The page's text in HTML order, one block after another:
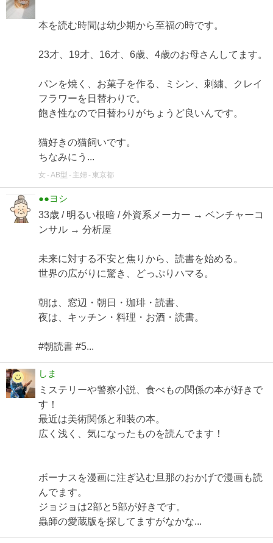
本を読む時間は幼少期から至福の時です。
23才、19才、16才、6歳、4歳のお母さんしてます。
パンを焼く、お菓子を作る、ミシン、刺繍、クレイ
フラワーを日替わりで。
飽き性なので日替わりがちょうど良いんです。
猫好きの猫飼いです。
ちなみにう...
女 AB型 主婦 東京都
●●ヨシ
33歳 / 明るい根暗 / 外資系メーカー → ベンチャーコ
ンサル → 分析屋
未来に対する不安と焦りから、読書を始める。
世界の広がりに驚き、どっぷりハマる。
朝は、窓辺・朝日・珈琲・読書、
夜は、キッチン・料理・お酒・読書。
#朝読書 #5...
しま
ミステリーや警察小説、食べもの関係の本が好きで
す！
最近は美術関係と和装の本。
広く浅く、気になったものを読んでます！
ボーナスを漫画に注ぎ込む旦那のおかげで漫画も読
んでます。
ジョジョは2部と5部が好きです。
蟲師の愛蔵版を探してますがなかな...